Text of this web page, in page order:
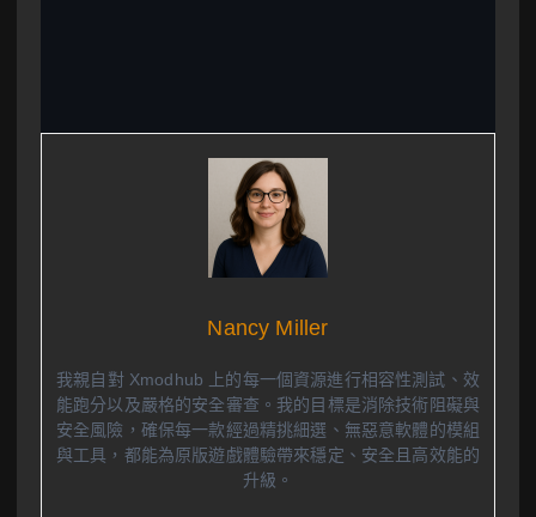
Nancy Miller
我親自對 Xmodhub 上的每一個資源進行相容性測試、效
能跑分以及嚴格的安全審查。我的目標是消除技術阻礙與
安全風險，確保每一款經過精挑細選、無惡意軟體的模組
與工具，都能為原版遊戲體驗帶來穩定、安全且高效能的
升級。